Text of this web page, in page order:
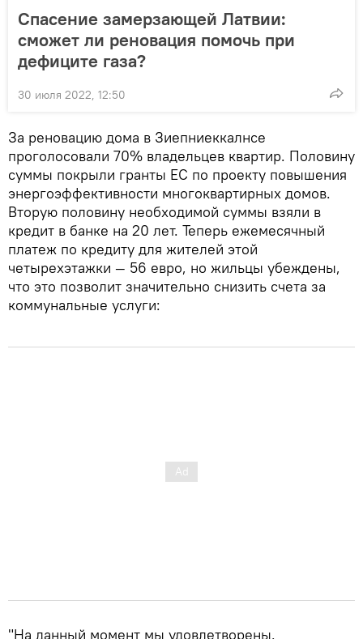
Спасение замерзающей Латвии:
сможет ли реновация помочь при
дефиците газа?
30 июля 2022, 12:50
За реновацию дома в Зиепниеккалнсе
проголосовали 70% владельцев квартир. Половину
суммы покрыли гранты ЕС по проекту повышения
энергоэффективности многоквартирных домов.
Вторую половину необходимой суммы взяли в
кредит в банке на 20 лет. Теперь ежемесячный
платеж по кредиту для жителей этой
четырехэтажки — 56 евро, но жильцы убеждены,
что это позволит значительно снизить счета за
коммунальные услуги:
"На данный момент мы удовлетворены.